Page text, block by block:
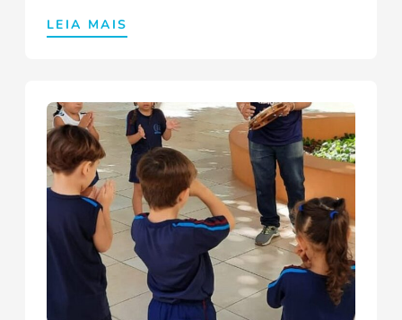
LEIA MAIS